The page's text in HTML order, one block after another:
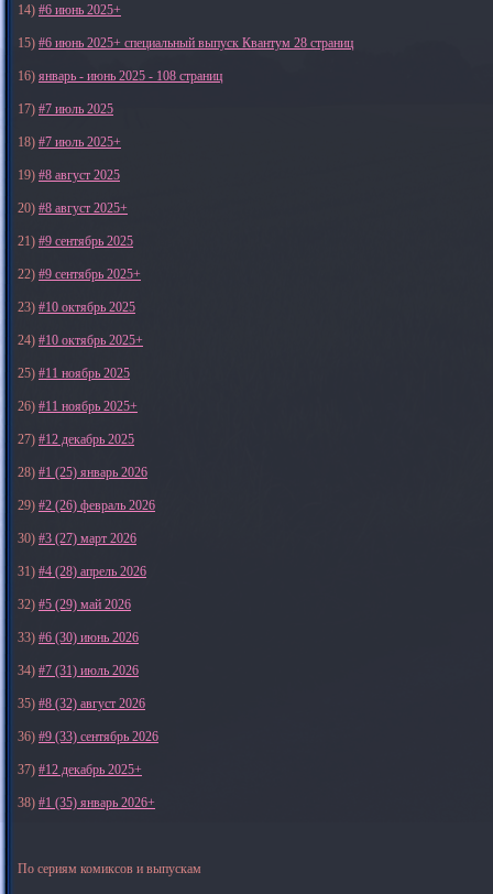
14) #6 июнь 2025+
15) #6 июнь 2025+ специальный выпуск Квантум 28 страниц
16) январь - июнь 2025 - 108 страниц
17) #7 июль 2025
18) #7 июль 2025+
19) #8 август 2025
20) #8 август 2025+
21) #9 сентябрь 2025
22) #9 сентябрь 2025+
23) #10 октябрь 2025
24) #10 октябрь 2025+
25) #11 ноябрь 2025
26) #11 ноябрь 2025+
27) #12 декабрь 2025
28) #1 (25) январь 2026
29) #2 (26) февраль 2026
30) #3 (27) март 2026
31) #4 (28) апрель 2026
32) #5 (29) май 2026
33) #6 (30) июнь 2026
34) #7 (31) июль 2026
35) #8 (32) август 2026
36) #9 (33) сентябрь 2026
37) #12 декабрь 2025+
38) #1 (35) январь 2026+
По сериям комиксов и выпускам